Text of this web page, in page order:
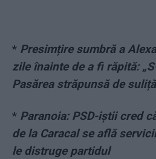
* Presimțire sumbră a
zile înainte de a fi răpită:
Pasărea străpunsă de suliță
* Paranoia: PSD-iștii cred
de la Caracal se află
le distruge partidul